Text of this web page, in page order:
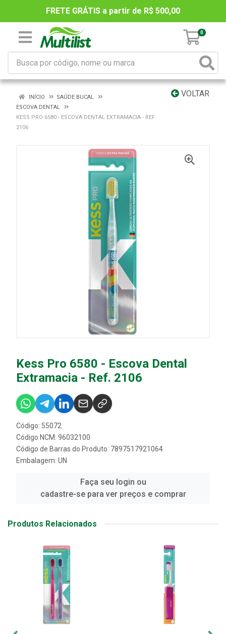
FRETE GRÁTIS a partir de R$ 500,00
0
VOLTAR
INÍCIO
SAÚDE BUCAL
ESCOVA DENTAL
KESS PRO 6580 - ESCOVA DENTAL EXTRAMACIA - REF.
2106
Kess Pro 6580 - Escova Dental
Extramacia - Ref. 2106
Código: 55072
Código NCM: 96032100
Código de Barras do Produto: 7897517921064
Embalagem: UN
Faça seu login ou
cadastre-se para ver preços e comprar
Produtos Relacionados